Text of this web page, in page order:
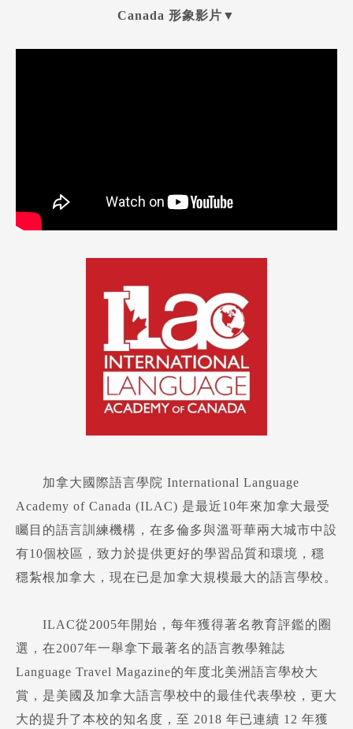
Canada 形象影片 ▼
加拿大國際語言學院 International Language
Academy of Canada (ILAC) 是最近10年來加拿大最受
矚目的語言訓練機構，在多倫多與溫哥華兩大城市中設
有10個校區，致力於提供更好的學習品質和環境，穩
穩紮根加拿大，現在已是加拿大規模最大的語言學校。
ILAC從2005年開始，每年獲得著名教育評鑑的圈
選，在2007年一舉拿下最著名的語言教學雜誌
Language Travel Magazine的年度北美洲語言學校大
賞，是美國及加拿大語言學校中的最佳代表學校，更大
大的提升了本校的知名度，至 2018 年已連續 12 年獲